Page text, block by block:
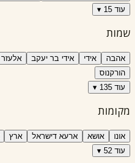
עוד 15 ▾
שמות
אהבה אידי אידי בר יעקב אלעזר
הורקנוס
עוד 135 ▾
מקומות
אונו אושא ארעא דישראל ארץ
עוד 52 ▾